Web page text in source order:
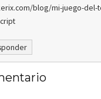
blog/mi-juego-del-